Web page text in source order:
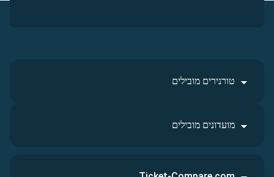
טורנירים מובילים
מועדונים מובילים